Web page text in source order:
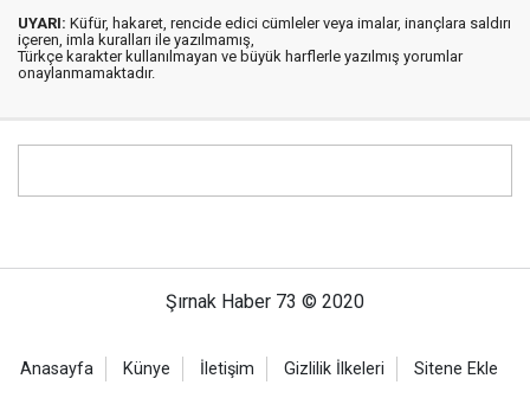
UYARI: Küfür, hakaret, rencide edici cümleler veya imalar, inançlara saldırı
içeren, imla kuralları ile yazılmamış,
Türkçe karakter kullanılmayan ve büyük harflerle yazılmış yorumlar
onaylanmamaktadır.
Şırnak Haber 73 © 2020
Anasayfa Künye İletişim Gizlilik İlkeleri Sitene Ekle